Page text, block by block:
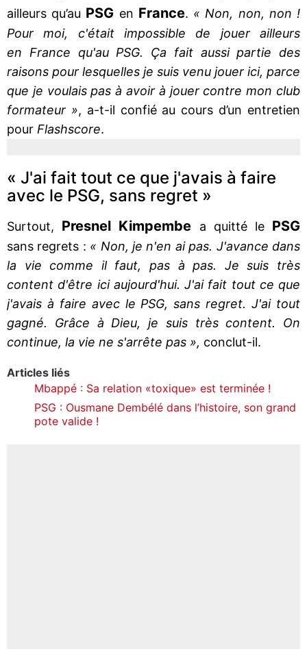
ailleurs qu’au PSG en France. « Non, non, non !
Pour moi, c'était impossible de jouer ailleurs
en France qu'au PSG. Ça fait aussi partie des
raisons pour lesquelles je suis venu jouer ici, parce
que je voulais pas à avoir à jouer contre mon club
formateur », a-t-il confié au cours d’un entretien
pour Flashscore.
« J'ai fait tout ce que j'avais à faire
avec le PSG, sans regret »
Surtout, Presnel Kimpembe a quitté le PSG
sans regrets : « Non, je n'en ai pas. J'avance dans
la vie comme il faut, pas à pas. Je suis très
content d'être ici aujourd'hui. J'ai fait tout ce que
j'avais à faire avec le PSG, sans regret. J'ai tout
gagné. Grâce à Dieu, je suis très content. On
continue, la vie ne s'arrête pas », conclut-il.
Articles liés
Mbappé : Sa relation «toxique» est terminée !
PSG : Ousmane Dembélé dans l’histoire, son grand
pote valide !